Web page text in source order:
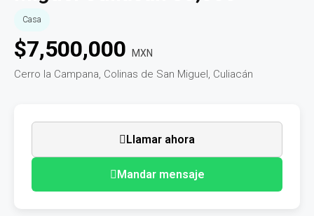
Casa
$7,500,000 MXN
Cerro la Campana, Colinas de San Miguel, Culiacán
Llamar ahora
Mandar mensaje